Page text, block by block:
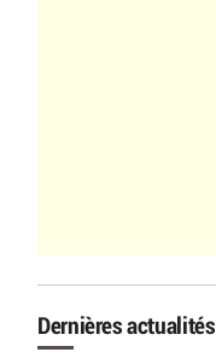
Dernières actualités